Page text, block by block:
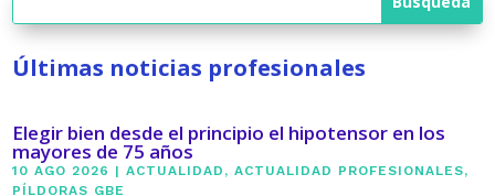
Últimas noticias profesionales
Elegir bien desde el principio el hipotensor en los
mayores de 75 años
10 AGO 2026 |ACTUALIDAD ,ACTUALIDAD PROFESIONALES,
PÍLDORAS GBE